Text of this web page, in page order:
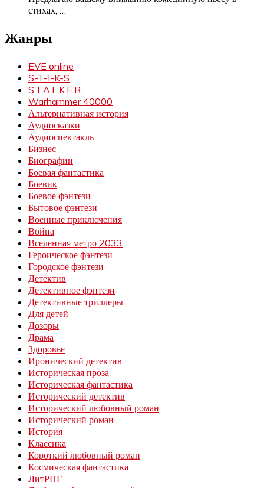
стихах,
Жанры
EVE online
S-T-I-K-S
S.T.A.L.K.E.R.
Warhammer 40000
Альтернативная история
Аудиосказки
Аудиоспектакль
Бизнес
Биографии
Боевая фантастика
Боевик
Боевое фэнтези
Бытовое фэнтези
Военные приключения
Война
Вселенная метро 2033
Героическое фэнтези
Городское фэнтези
Детектив
Детективное фэнтези
Детективные триллеры
Для детей
Дозоры
Драма
Здоровье
Иронический детектив
Историческая проза
Историческая фантастика
Исторический детектив
Исторический любовный роман
Исторический роман
История
Классика
Короткий любовный роман
Космическая фантастика
ЛитРПГ